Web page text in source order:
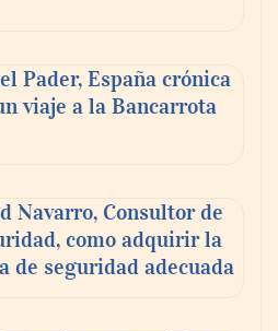
eclipse solar del 12 de
Pader, España crónica
viaje a la Bancarrota
Navarro, Consultor de
como adquirir la
de seguridad adecuada